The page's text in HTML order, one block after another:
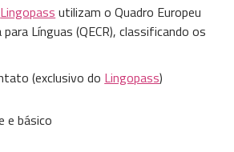
Lingopass utilizam o Quadro Europeu
Línguas (QECR), classificando os
(exclusivo do Lingopass)
e básico